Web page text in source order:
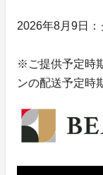
2026年8月9日
※ご提供予定時
ンの配送予定時